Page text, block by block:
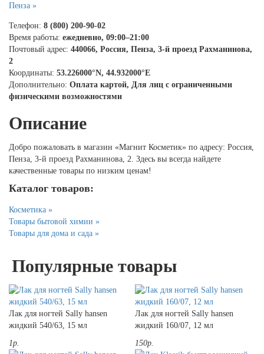
Пенза »
Телефон: 8 (800) 200-90-02
Время работы: ежедневно, 09:00–21:00
Почтовый адрес: 440066, Россия, Пенза, 3-й проезд Рахманинова,
2
Координаты: 53.226000°N, 44.932000°E
Дополнительно: Оплата картой, Для лиц с ограниченными
физическими возможностями
Описание
Добро пожаловать в магазин «Магнит Косметик» по адресу: Россия,
Пенза, 3-й проезд Рахманинова, 2. Здесь вы всегда найдете
качественные товары по низким ценам!
Каталог товаров:
Косметика »
Товары бытовой химии »
Товары для дома и сада »
Популярные товары
Лак для ногтей Sally hansen
жидкий 540/63, 15 мл
1р.
Лак для ногтей Sally hansen
жидкий 160/07, 12 мл
150р.